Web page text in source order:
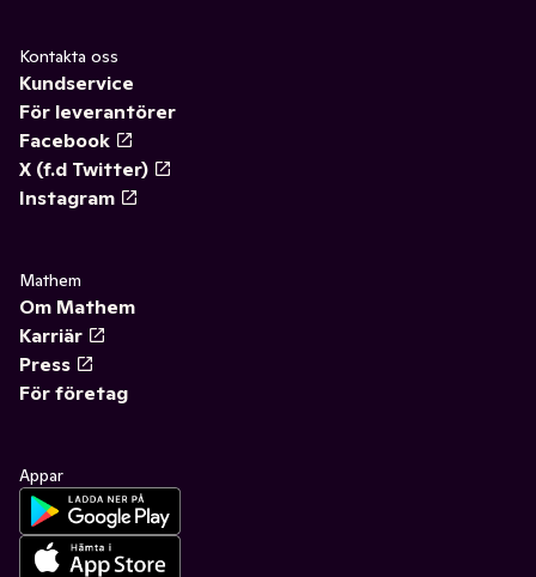
Kontakta oss
Kundservice
För leverantörer
Facebook
X (f.d Twitter)
Instagram
Mathem
Om Mathem
Karriär
Press
För företag
Appar